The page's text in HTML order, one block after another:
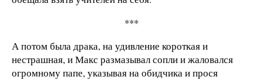
***
А потом была драка, на удивление короткая и
нестрашная, и Макс размазывал сопли и жаловался
огромному папе, указывая на обидчика и прося